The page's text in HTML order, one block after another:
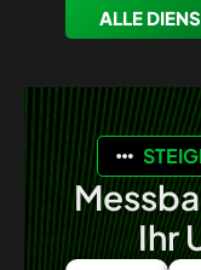
ALLE
Ihr